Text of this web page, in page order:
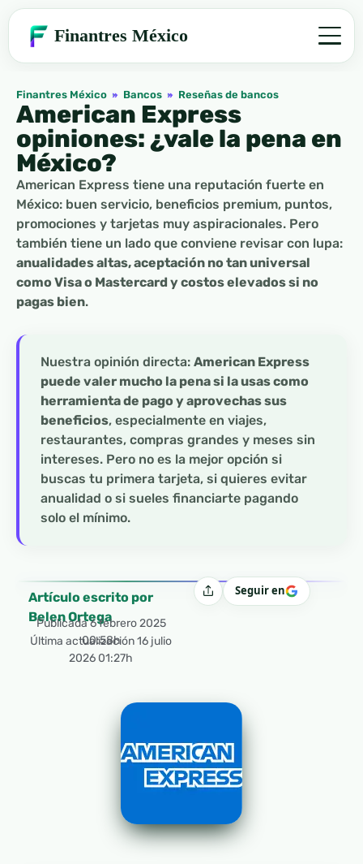
Finantres México
Finantres México » Bancos » Reseñas de bancos
American Express
opiniones: ¿vale la pena en
México?
American Express tiene una reputación fuerte en
México: buen servicio, beneficios premium, puntos,
promociones y tarjetas muy aspiracionales. Pero
también tiene un lado que conviene revisar con lupa:
anualidades altas, aceptación no tan universal
como Visa o Mastercard y costos elevados si no
pagas bien.
Nuestra opinión directa: American Express
puede valer mucho la pena si la usas como
herramienta de pago y aprovechas sus
beneficios, especialmente en viajes,
restaurantes, compras grandes y meses sin
intereses. Pero no es la mejor opción si
buscas tu primera tarjeta, si quieres evitar
anualidad o si sueles financiarte pagando
solo el mínimo.
Artículo escrito por
Belen Ortega
Publicada6 febrero 2025
00:58h
Última actualización 16 julio
2026 01:27h
CompartirSeguir en